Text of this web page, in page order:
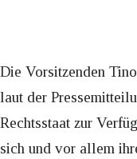
Die Vorsitzenden
laut der
Rechtsstaat zur
sich und vor allem